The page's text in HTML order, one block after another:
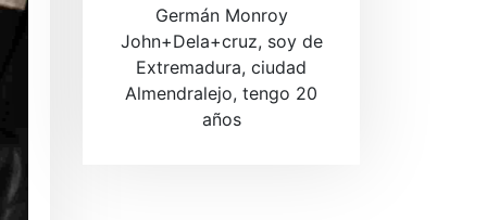
Germán Monroy
John+Dela+cruz, soy de
Extremadura, ciudad
Almendralejo, tengo 20
años